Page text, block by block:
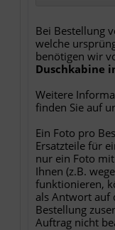
Bei Bestellung
welche
benötigen wir
Duschkabine
Weitere
finden Sie auf
Ein Foto pro
Ersatzteile für
nur ein Foto
Ihnen (z.B.
funktionieren,
als Antwort auf
Bestellung
Auftrag nicht